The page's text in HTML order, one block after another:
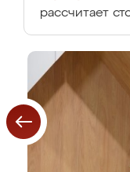
рассчитает